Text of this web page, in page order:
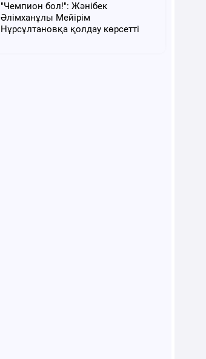
"Чемпион бол!": Жәнібек
Әлімханұлы Мейірім
Нұрсұлтановқа қолдау көрсетті